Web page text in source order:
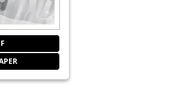
Dr. med. dent. Ning